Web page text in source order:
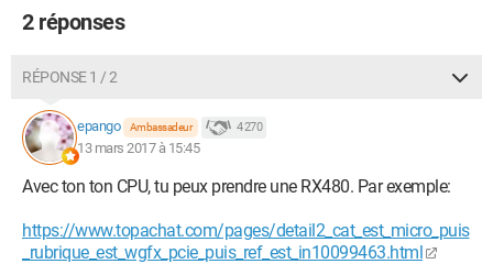
2 réponses
RÉPONSE 1 / 2
epango Ambassadeur 4 270
13 mars 2017 à 15:45
Avec ton ton CPU, tu peux prendre une RX480. Par exemple:
https://www.topachat.com/pages/detail2_cat_est_micro_puis
_rubrique_est_wgfx_pcie_puis_ref_est_in10099463.html